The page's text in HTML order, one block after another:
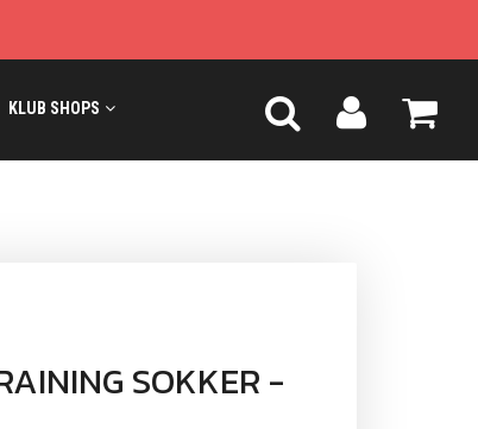
KLUB SHOPS
SOKKER -